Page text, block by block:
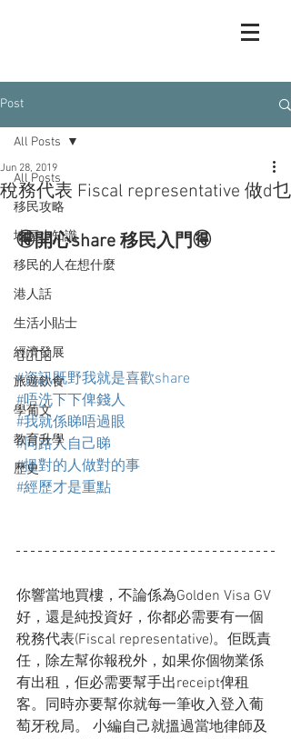
Post
All Posts
移民攻略
地區小知識
移民的人在想什麼
港人話
生活小貼士
經濟發展
旅遊飲食
學葡文
教育升學
歷史
All Posts
稅務代表 Fiscal representative 做d乜
Jun 28, 2019
🉐開心share 移民入門🉐
🤷‍♂️🤷‍♀️
#資訊既野我就是喜歡share
#唔洗下下俾錢人
#我就係睇唔過眼
#同路人自己睇
#搵對的人做對的事
#經歷才是重點
你響當地買樓，不論係為Golden Visa GV
好，還是純投資好，你都必需要有一個
稅務代表(Fiscal representative)。佢既責
任，除左幫你報稅外，如果你個物業係
有出租，佢必需要幫手出receipt俾租
客。同時亦要幫你就每一筆收入登入葡
萄牙稅局。 小編自己就搵過當地律師及